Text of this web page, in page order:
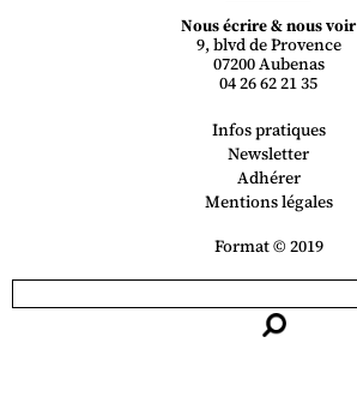
Nous écrire & nous voir
9, blvd de Provence
07200 Aubenas
04 26 62 21 35
Infos pratiques
Newsletter
Adhérer
Mentions légales
Format © 2019